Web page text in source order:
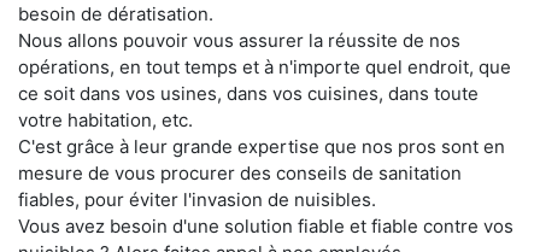
besoin de dératisation.
Nous allons pouvoir vous assurer la réussite de nos
opérations, en tout temps et à n'importe quel endroit, que
ce soit dans vos usines, dans vos cuisines, dans toute
votre habitation, etc.
C'est grâce à leur grande expertise que nos pros sont en
mesure de vous procurer des conseils de sanitation
fiables, pour éviter l'invasion de nuisibles.
Vous avez besoin d'une solution fiable et fiable contre vos